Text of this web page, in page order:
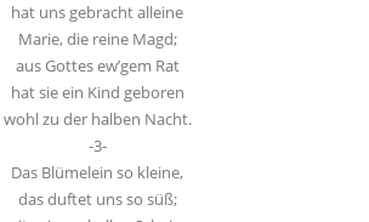
hat uns gebracht alleine
Marie, die reine Magd;
aus Gottes ew’gem Rat
hat sie ein Kind geboren
wohl zu der halben Nacht.
-3-
Das Blümelein so kleine,
das duftet uns so süß;